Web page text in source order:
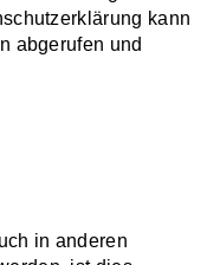
kann
abgerufen und
in anderen